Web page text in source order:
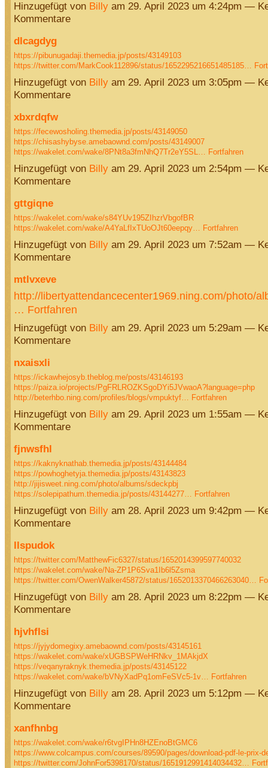
Hinzugefügt von Billyam 29. April 2023 um 4:24pm —
Kommentare
dlcagdyg
https://pibunugadaji.themedia.jp/posts/43149103
https://twitter.com/MarkCook112896/status/1652295216651485185…
Hinzugefügt von Billyam 29. April 2023 um 3:05pm —
Kommentare
xbxrdqfw
https://fecewosholing.themedia.jp/posts/43149050
https://chisashybyse.amebaownd.com/posts/43149007
https://wakelet.com/wake/8PNt8a3fmNhQ7Tr2eY5SL… Fortfahren
Hinzugefügt von Billyam 29. April 2023 um 2:54pm —
Kommentare
gttgiqne
https://wakelet.com/wake/s84YUv195ZIhzrVbgofBR
https://wakelet.com/wake/A4YaLfIxTUoOJt60eepqy… Fortfahren
Hinzugefügt von Billyam 29. April 2023 um 7:52am —
Kommentare
mtlvxeve
http://libertyattendancecenter1969.ning.com/photo/
… Fortfahren
Hinzugefügt von Billyam 29. April 2023 um 5:29am —
Kommentare
nxaisxli
https://ickawhejosyb.theblog.me/posts/43146193
https://paiza.io/projects/PgFRLROZKSgoDYi5JVwaoA?language=php
http://beterhbo.ning.com/profiles/blogs/vmpuktyf… Fortfahren
Hinzugefügt von Billyam 29. April 2023 um 1:55am —
Kommentare
fjnwsfhl
https://kaknyknathab.themedia.jp/posts/43144484
https://powhoghetyja.themedia.jp/posts/43143823
http://jijisweet.ning.com/photo/albums/sdeckpbj
https://solepipathum.themedia.jp/posts/43144277…
Fortfahren
Hinzugefügt von Billyam 28. April 2023 um 9:42pm —
Kommentare
llspudok
https://twitter.com/MatthewFic6327/status/1652014399597740032
https://wakelet.com/wake/Na-ZP1P6Sva1Ib6l5Zsma
https://twitter.com/OwenWalker45872/status/1652013370466263040…
Hinzugefügt von Billyam 28. April 2023 um 8:22pm —
Kommentare
hjvhflsi
https://jyjydomegixy.amebaownd.com/posts/43145161
https://wakelet.com/wake/xUGBSPWeHRNkv_1MAkjdX
https://veqanyraknyk.themedia.jp/posts/43145122
https://wakelet.com/wake/bVNyXadPq1omFeSVc5-1v…
Fortfahren
Hinzugefügt von Billyam 28. April 2023 um 5:12pm —
Kommentare
xanfhnbg
https://wakelet.com/wake/r6tvgIPHn8HZEnoBtGMC6
https://www.colcampus.com/courses/89590/pages/download-pdf-le-prix-
https://twitter.com/JohnFor5398170/status/1651912991414034432…